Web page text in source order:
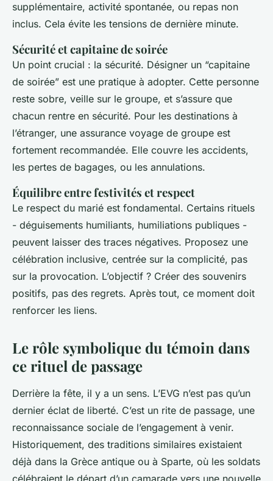
supplémentaire, activité spontanée, ou repas non
inclus. Cela évite les tensions de dernière minute.
Sécurité et capitaine de soirée
Un point crucial : la sécurité. Désigner un “capitaine
de soirée” est une pratique à adopter. Cette personne
reste sobre, veille sur le groupe, et s’assure que
chacun rentre en sécurité. Pour les destinations à
l’étranger, une assurance voyage de groupe est
fortement recommandée. Elle couvre les accidents,
les pertes de bagages, ou les annulations.
Équilibre entre festivités et respect
Le respect du marié est fondamental. Certains rituels
- déguisements humiliants, humiliations publiques -
peuvent laisser des traces négatives. Proposez une
célébration inclusive, centrée sur la complicité, pas
sur la provocation. L’objectif ? Créer des souvenirs
positifs, pas des regrets. Après tout, ce moment doit
renforcer les liens.
Le rôle symbolique du témoin dans
ce rituel de passage
Derrière la fête, il y a un sens. L’EVG n’est pas qu’un
dernier éclat de liberté. C’est un rite de passage, une
reconnaissance sociale de l’engagement à venir.
Historiquement, des traditions similaires existaient
déjà dans la Grèce antique ou à Sparte, où les soldats